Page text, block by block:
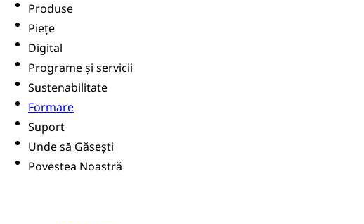
Produse
Piețe
Digital
Programe și servicii
Sustenabilitate
Formare
Suport
Unde să Găsești
Povestea Noastră